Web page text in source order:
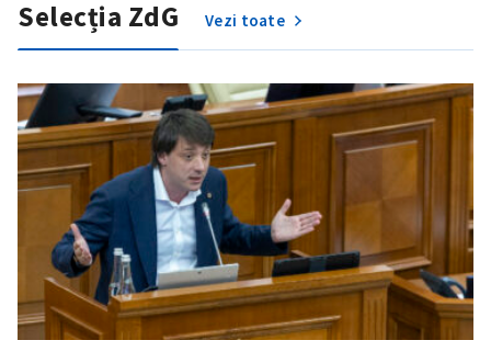
Selecția ZdG Vezi toate